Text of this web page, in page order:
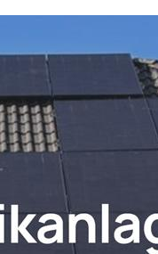
Kötterichen.